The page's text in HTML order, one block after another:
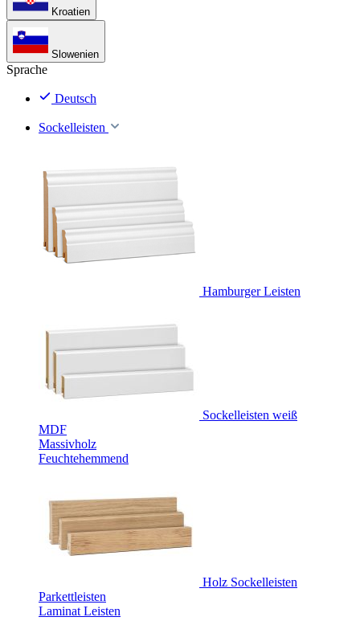
Kroatien
Slowenien
Sprache
Deutsch
Sockelleisten
Hamburger Leisten
Sockelleisten weiß
MDF
Massivholz
Feuchtehemmend
Holz Sockelleisten
Parkettleisten
Laminat Leisten